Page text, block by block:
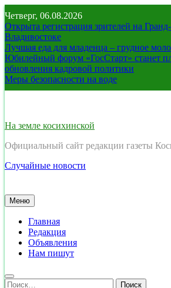
Перейти
к
содержимому
Четверг, 06.08.2026
Открыта регистрация зрителей на
Владивостоке
Лучшая еда для младенца – грудное
Юбилейный форум «ГосСтарт» станет
обновления кадровой политики
Меры безопасности на воде
На земле косихинской
Официальный сайт редакции газеты
Случайные новости
Меню
Главная
Редакция
Объявления
Нам пишут
Найти: